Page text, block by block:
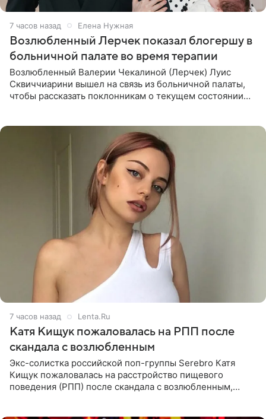
7 часов назад Елена Нужная
Возлюбленный Лерчек показал блогершу в
больничной палате во время терапии
Возлюбленный Валерии Чекалиной (Лерчек) Луис
Сквиччиарини вышел на связь из больничной палаты,
чтобы рассказать поклонникам о текущем состоянии
7 часов назад Lenta.Ru
Катя Кищук пожаловалась на РПП после
скандала с возлюбленным
Экс-солистка российской поп-группы Serebro Катя
Кищук пожаловалась на расстройство пищевого
поведения (РПП) после скандала с возлюбленным,